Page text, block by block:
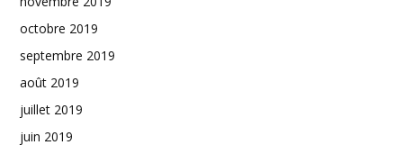
octobre 2019
septembre 2019
août 2019
juillet 2019
juin 2019